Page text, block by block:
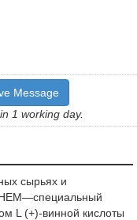
Message
1 working day.
сырьях и
L (+)-винной кислоты